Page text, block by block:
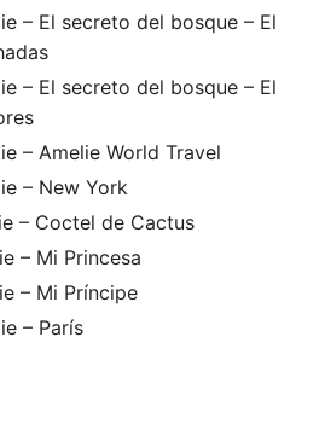
– El secreto del bosque – El
– El secreto del bosque – El
– Amelie World Travel
– New York
– Coctel de Cactus
– Mi Princesa
– Mi Príncipe
– París